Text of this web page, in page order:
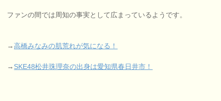
ファンの間では周知の事実として広まっているようです。
→高橋みなみの肌荒れが気になる！
→ SKE48松井珠理奈の出身は愛知県春日井市！